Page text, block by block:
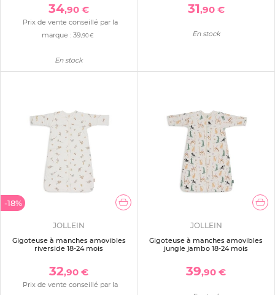
34,90 €
Prix de vente conseillé par la
marque : 39 ,90 €
En stock
31,90 €
En stock
-18%
JOLLEIN
Gigoteuse à manches amovibles
riverside 18-24 mois
32,90 €
Prix de vente conseillé par la
JOLLEIN
Gigoteuse à manches amovibles
jungle jambo 18-24 mois
39,90 €